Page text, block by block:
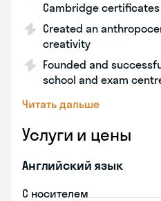
Cambridge certificates
Created an
creativity
Founded and
school and exam
Читать дальше
Услуги и цены
Английский язык
С носителем